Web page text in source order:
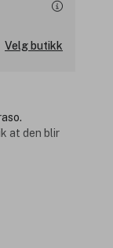
Velg butikk
at den blir